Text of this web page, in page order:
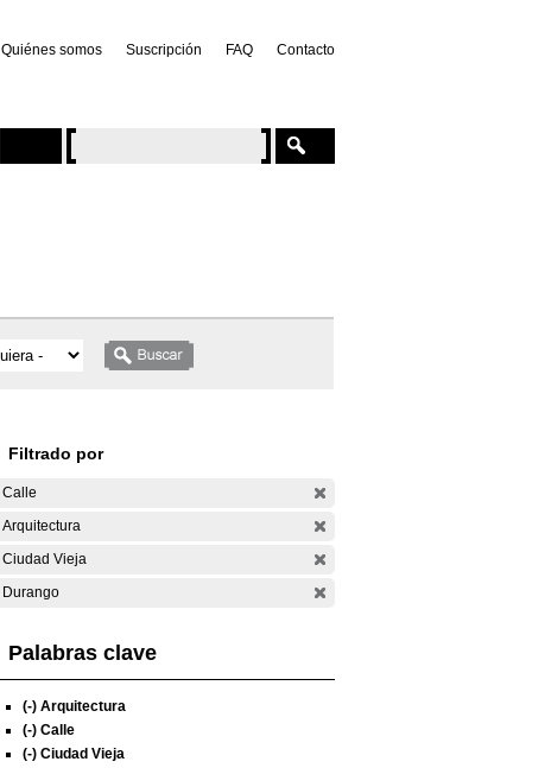
Quiénes somos Suscripción FAQ Contacto
Filtrado por
Calle
Arquitectura
Ciudad Vieja
Durango
Palabras clave
(-) Arquitectura
(-) Calle
(-) Ciudad Vieja